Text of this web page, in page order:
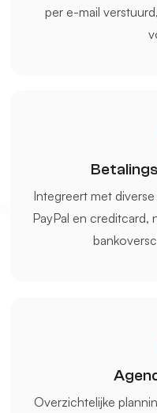
per e-mail
Integreert met
PayPal en creditcard,
Overzichtelijke